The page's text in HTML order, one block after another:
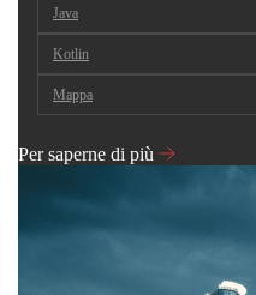
Java
Kotlin
Mappa
Per saperne di più